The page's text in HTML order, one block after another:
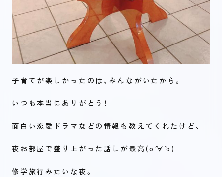
子育てが楽しかったのは、みんながいたから。
いつも本当にありがとう！
面白い恋愛ドラマなどの情報も教えてくれたけど、
夜お部屋で盛り上がった話しが最高(о´∀`о)
修学旅行みたいな夜。